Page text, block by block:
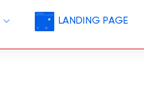
LANDING PAGE